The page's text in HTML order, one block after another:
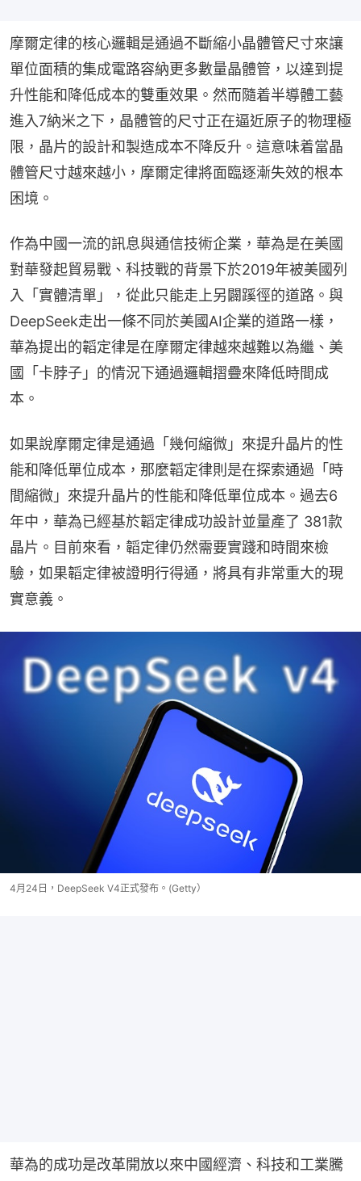
摩爾定律的核心邏輯是通過不斷縮小晶體管尺寸來讓
單位面積的集成電路容納更多數量晶體管，以達到提
升性能和降低成本的雙重效果。然而隨着半導體工藝
進入7納米之下，晶體管的尺寸正在逼近原子的物理極
限，晶片的設計和製造成本不降反升。這意味着當晶
體管尺寸越來越小，摩爾定律將面臨逐漸失效的根本
困境。
作為中國一流的訊息與通信技術企業，華為是在美國
對華發起貿易戰、科技戰的背景下於2019年被美國列
入「實體清單」，從此只能走上另闢蹊徑的道路。與
DeepSeek走出一條不同於美國AI企業的道路一樣，
華為提出的韜定律是在摩爾定律越來越難以為繼、美
國「卡脖子」的情況下通過邏輯摺疊來降低時間成
本。
如果說摩爾定律是通過「幾何縮微」來提升晶片的性
能和降低單位成本，那麼韜定律則是在探索通過「時
間縮微」來提升晶片的性能和降低單位成本。過去6
年中，華為已經基於韜定律成功設計並量產了 381款
晶片。目前來看，韜定律仍然需要實踐和時間來檢
驗，如果韜定律被證明行得通，將具有非常重大的現
實意義。
4月24日，DeepSeek V4正式發布。(Getty）
華為的成功是改革開放以來中國經濟、科技和工業騰